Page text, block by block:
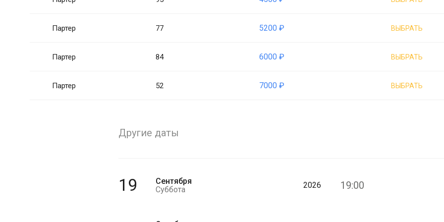
Партер 77 5200 ₽ ВЫБРАТЬ
Партер 84 6000 ₽ ВЫБРАТЬ
Партер 52 7000 ₽ ВЫБРАТЬ
Другие даты
19
Сентября
Суббота
2026 19:00